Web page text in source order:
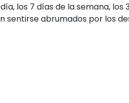
los 7 días de la semana, los
sentirse abrumados por los